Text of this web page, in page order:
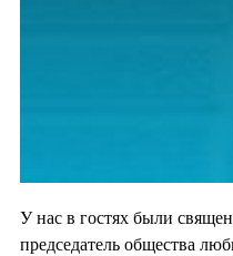
У нас в гостях были
председатель общества